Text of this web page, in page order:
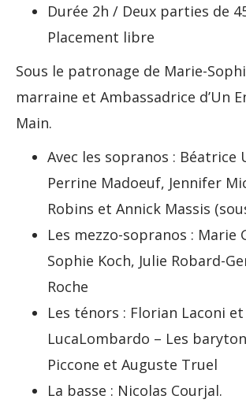
Durée 2h / Deux parties de
Placement libre
Sous le patronage de Marie-
marraine et Ambassadrice d’Un
Main.
Avec les sopranos : Béatrice
Perrine Madoeuf, Jennifer
Robins et Annick Massis
Les mezzo-sopranos : Marie
Sophie Koch, Julie Robard-
Roche
Les ténors : Florian Laconi et
LucaLombardo – Les
Piccone et Auguste Truel
La basse : Nicolas Courjal.